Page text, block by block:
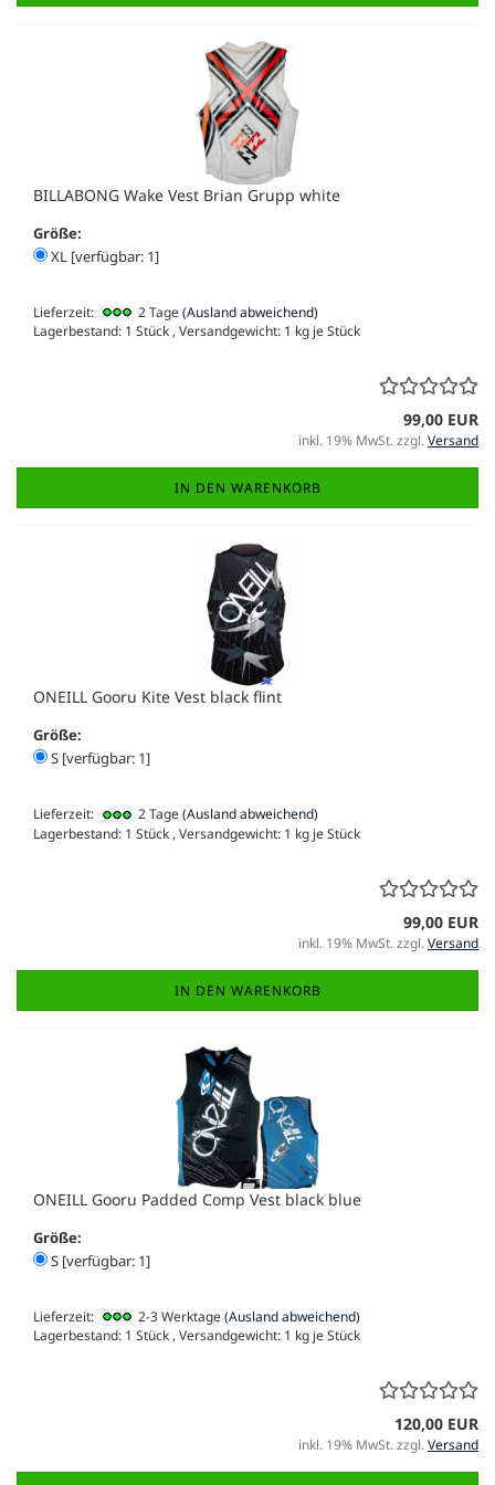
BILLABONG Wake Vest Brian Grupp white
Größe:
XL [verfügbar: 1]
Lieferzeit: 2 Tage(Ausland abweichend)
Lagerbestand: 1 Stück , Versandgewicht: 1 kg je Stück
99,00 EUR
inkl. 19% MwSt. zzgl.Versand
IN DEN WARENKORB
ONEILL Gooru Kite Vest black flint
Größe:
S [verfügbar: 1]
Lieferzeit: 2 Tage(Ausland abweichend)
Lagerbestand: 1 Stück , Versandgewicht: 1 kg je Stück
99,00 EUR
inkl. 19% MwSt. zzgl.Versand
IN DEN WARENKORB
ONEILL Gooru Padded Comp Vest black blue
Größe:
S [verfügbar: 1]
Lieferzeit: 2-3 Werktage(Ausland abweichend)
Lagerbestand: 1 Stück , Versandgewicht: 1 kg je Stück
120,00 EUR
inkl. 19% MwSt. zzgl.Versand